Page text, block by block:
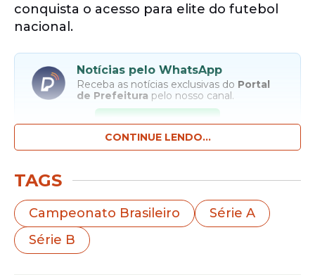
conquista o acesso para elite do futebol
nacional.
Notícias pelo WhatsApp
Receba as notícias exclusivas do Portal
de Prefeitura pelo nosso canal.
Entrar no canal
OVitóriaconquistou o título do torneio e
Série Ade 2025. Fora a equipe baiana,
nenhum outro clube garantiu o acesso.
CONTINUE LENDO...
TAGS
Campeonato Brasileiro
Série A
Série B